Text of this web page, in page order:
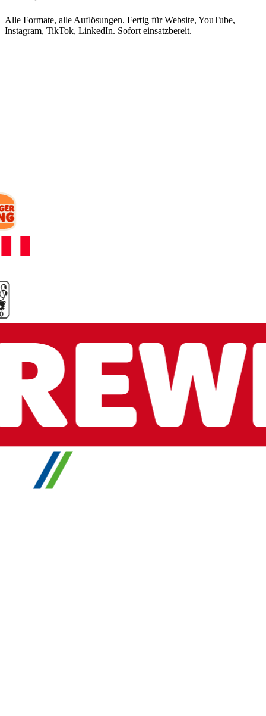
Alle Formate, alle Auflösungen. Fertig für Website, YouTube,
Instagram, TikTok, LinkedIn. Sofort einsatzbereit.